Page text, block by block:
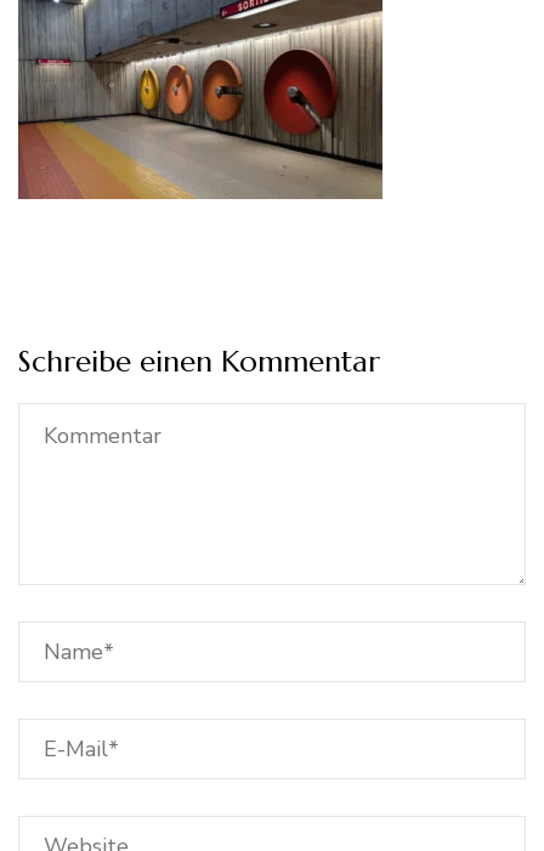
Schreibe einen Kommentar